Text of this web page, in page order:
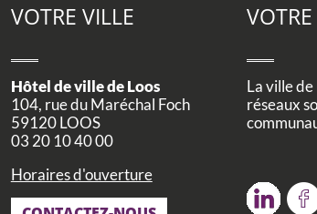
VOTRE VILLE
Hôtel de ville de Loos
104, rue du Maréchal Foch
59120 LOOS
03 20 10 40 00
Horaires d'ouverture
La ville de
réseaux
Twitter